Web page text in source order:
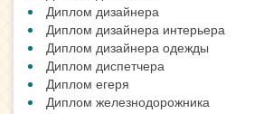
Диплом дизайнера
Диплом дизайнера интерьера
Диплом дизайнера одежды
Диплом диспетчера
Диплом егеря
Диплом железнодорожника